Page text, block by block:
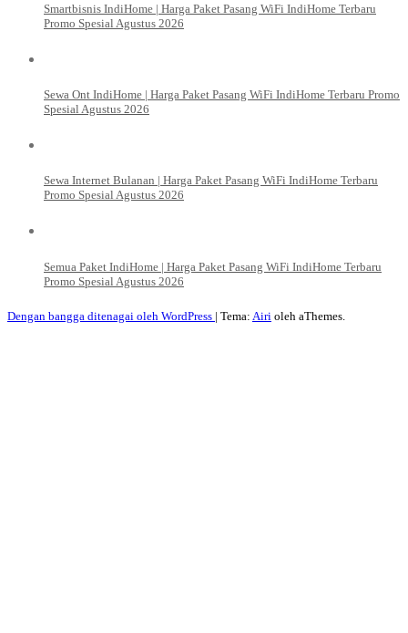
Smartbisnis IndiHome | Harga Paket Pasang WiFi IndiHome Terbaru
Promo Spesial Agustus 2026
Sewa Ont IndiHome | Harga Paket Pasang WiFi IndiHome Terbaru Promo
Spesial Agustus 2026
Sewa Internet Bulanan | Harga Paket Pasang WiFi IndiHome Terbaru
Promo Spesial Agustus 2026
Semua Paket IndiHome | Harga Paket Pasang WiFi IndiHome Terbaru
Promo Spesial Agustus 2026
Dengan bangga ditenagai oleh WordPress | Tema: Airi oleh aThemes.